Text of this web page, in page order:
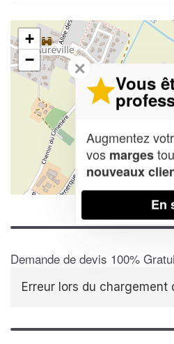
+
−
Leaflet| Map data ©
Demande de devis 100%
Erreur lors du chargement
✕
Vous
Augmentez
vos marges
nouveaux
En